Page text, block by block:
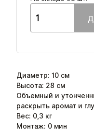
Диаметр: 10 см
Высота: 28 см
Объемный и
раскрыть аромат и
Вес: 0,3 кг
Монтаж: 0 мин